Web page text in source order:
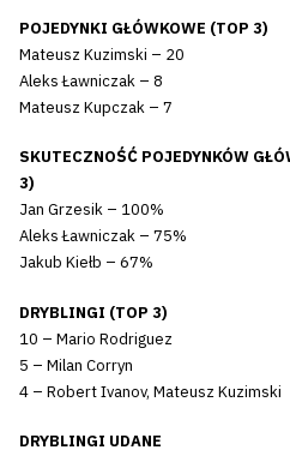
POJEDYNKI GŁÓWKOWE (TOP 3)
Mateusz Kuzimski – 20
Aleks Ławniczak – 8
Mateusz Kupczak – 7
SKUTECZNOŚĆ POJEDYNKÓW
3)
Jan Grzesik – 100%
Aleks Ławniczak – 75%
Jakub Kiełb – 67%
DRYBLINGI (TOP 3)
10 – Mario Rodriguez
5 – Milan Corryn
4 – Robert Ivanov, Mateusz Kuzimski
DRYBLINGI UDANE